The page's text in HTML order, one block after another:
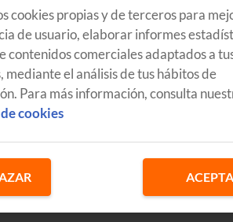
2026, que reunirán a miles de
la animación en la calle con los
cookies propias y de terceros para
de usuario, elaborar informes
contenidos comerciales adaptados a
mediante el análisis de tus hábitos de
Para más información, consulta
cookies